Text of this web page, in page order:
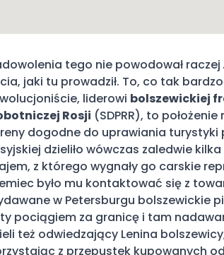
tego nie powodował raczej
jaki tu prowadził. To, co tak
liderowi bolszewickiej
Rosji (SDPRR), to
dogodne do uprawiania
dzieliło wówczas zaledwie
z którego wygnały go carskie
było mu kontaktować się z
w Petersburgu bolszewickie
pociągiem za granicę i tam
też odwiedzający Lenina
z przepustek kupowanych